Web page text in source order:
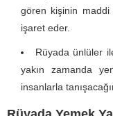
gören kişinin
işaret eder.
Rüyada ünlüler
yakın zamanda
insanlarla